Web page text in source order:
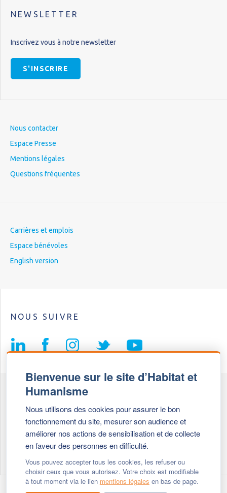
Bienvenue sur le site d’Habitat et
Humanisme
Nous utilisons des cookies pour assurer le bon
fonctionnement du site, mesurer son audience et
améliorer nos actions de sensibilisation et de collecte
en faveur des personnes en difficulté.
Vous pouvez accepter tous les cookies, les refuser ou
choisir ceux que vous autorisez. Votre choix est modifiable
à tout moment via le lien mentions légales en bas de page.
NEWSLETTER
Inscrivez vous à notre newsletter
S'INSCRIRE
Nous contacter
Espace Presse
Mentions légales
Questions fréquentes
Carrières et emplois
Espace bénévoles
English version
NOUS SUIVRE
69647 Caluire et Cuire cedex
+ 33 (0)4 72 27 42 58